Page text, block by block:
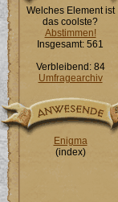
Welches Element ist
das coolste?
Abstimmen!
Insgesamt: 561
Verbleibend: 84
Umfragearchiv
Enigma
(index)